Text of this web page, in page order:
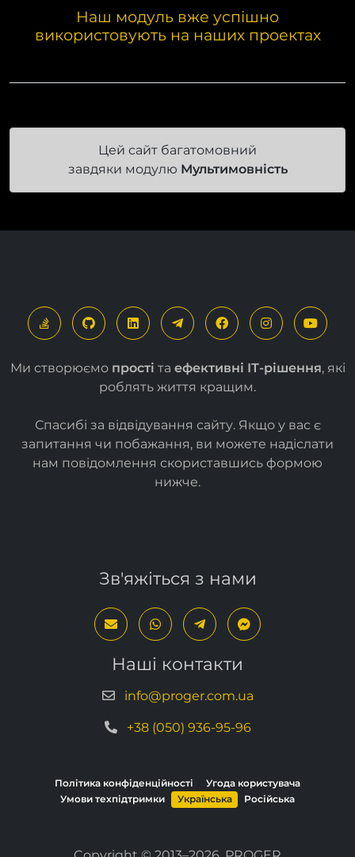
Наш модуль вже успішно
використовують на наших проектах
Цей сайт багатомовний
завдяки модулю Мультимовність
Ми створюємо прості та ефективні ІТ-рішення, які
роблять життя кращим.
Спасибі за відвідування сайту. Якщо у вас є
запитання чи побажання, ви можете надіслати
нам повідомлення скориставшись формою
нижче.
Зв'яжіться з нами
Наші контакти
info@proger.com.ua
+38 (050) 936-95-96
Політика конфіденційності
Угода користувача
Умови техпідтримки
Українська Російська